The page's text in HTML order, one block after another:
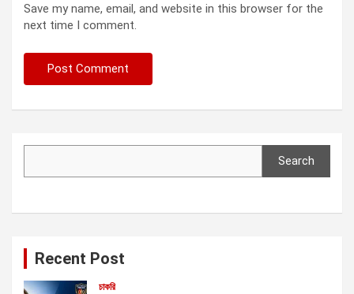
Save my name, email, and website in this browser for the
next time I comment.
Search
Recent Post
চাকরি